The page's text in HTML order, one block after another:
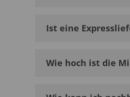
Ist eine
Wie hoch ist die